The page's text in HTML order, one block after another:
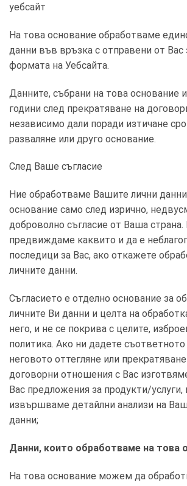
уебсайт
На това основание обработваме
данни във връзка с отправени от Вас
формата на Уебсайта.
Данните, събрани на това основание
години след прекратяване на
независимо дали поради изтичане
разваляне или друго основание.
След Ваше съгласие
Ние обработваме Вашите лични
основание само след изрично,
доброволно съгласие от Ваша
предвиждаме каквито и да е
последици за Вас, ако откажете
личните данни.
Съгласието е отделно основание за
личните Ви данни и целта на
него, и не се покрива с целите,
политика. Ако ни дадете съответното
неговото оттегляне или
договорни отношения с Вас
Вас предложения за продукти/услуги,
извършваме детайлни анализи на
данни;
Данни, които обработваме на това
На това основание можем да